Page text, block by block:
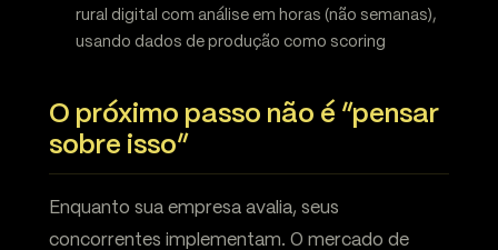
rural digital com análise em horas (não semanas),
usando dados de produção como scoring
O próximo passo não é “pensar
sobre isso”
Enquanto sua empresa avalia, seus
concorrentes implementam. O mercado de